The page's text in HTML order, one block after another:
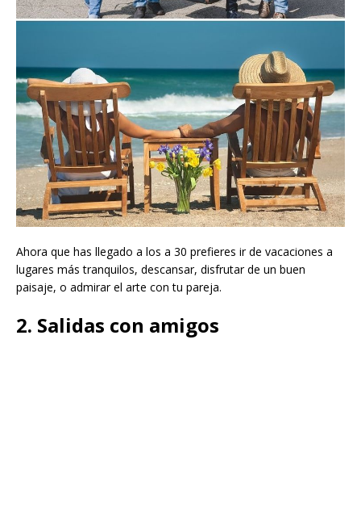
Ahora que has llegado a los a 30 prefieres ir de vacaciones a
lugares más tranquilos, descansar, disfrutar de un buen
paisaje, o admirar el arte con tu pareja.
2. Salidas con amigos